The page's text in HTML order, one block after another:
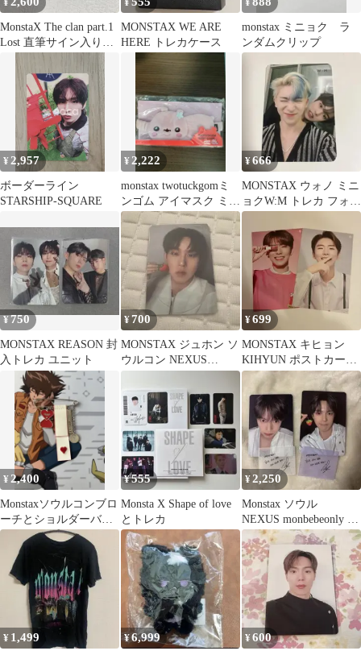
¥
MonstaX The clan part.1
Lost 直筆サイン入りア
¥
MONSTAX WE ARE
HERE トレカケース
¥
monstax ミニョク ラ
ンダムクリップ
¥ 2,957
ボーダーライン
STARSHIP-SQUARE
¥ 2,222
monstax twotuckgomミ
ンゴム アイマスク ミニ
ョク
¥666
MONSTAX ウォノ ミニ
ョクW:M トレカ フォト
カード
¥750
MONSTAX REASON 封
入トレカ ユニット
¥700
MONSTAX ジュホン ソ
ウルコン NEXUS
monbebeonlyトレカ
¥699
MONSTAX キヒョン
KIHYUN ポストカー
ド カード
¥ 2,400
Monstaxソウルコンブロ
ーチとショルダーバッ
グ
¥555
Monsta X Shape of love
とトレカ
¥2,250
Monstax ソウル
NEXUS monbebeonly ト
レカ ミニョク
¥ 1,499 ¥6,999 ¥600